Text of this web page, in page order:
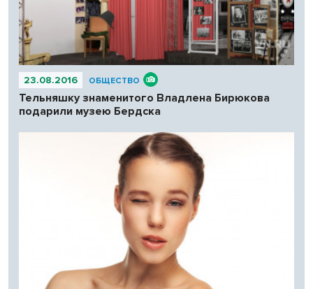
23.08.2016 ОБЩЕСТВО
Тельняшку знаменитого Владлена Бирюкова
подарили музею Бердска